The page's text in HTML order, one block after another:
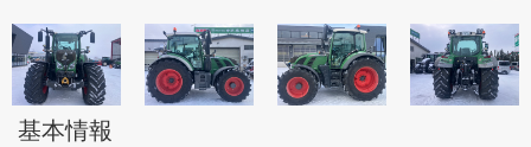
基本情報